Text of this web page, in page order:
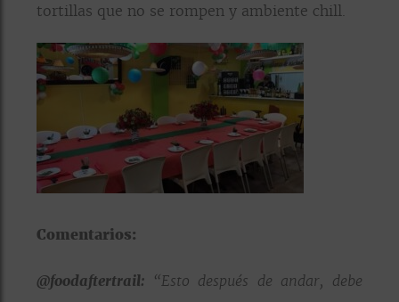
tortillas que no se rompen y ambiente chill.
Comentarios:
@foodaftertrail: “Esto después de andar, debe